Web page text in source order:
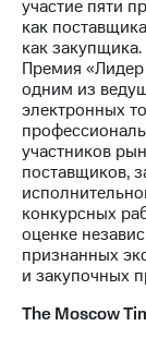
участие пяти
как
как закупщика.
Премия
одним из
электронных
участников
поставщиков,
конкурсных
оценке
признанных
и закупочных
The Moscow